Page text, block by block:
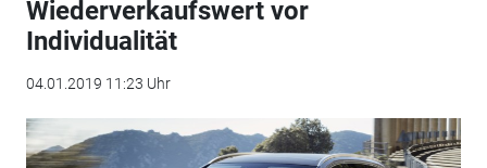
Wiederverkaufswert vor
Individualität
04.01.2019 11:23 Uhr